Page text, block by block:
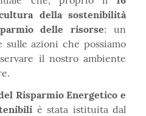
della sostenibilità
delle risorse: un
azioni che possiamo
il nostro ambiente
Risparmio Energetico e
è stata istituita dal